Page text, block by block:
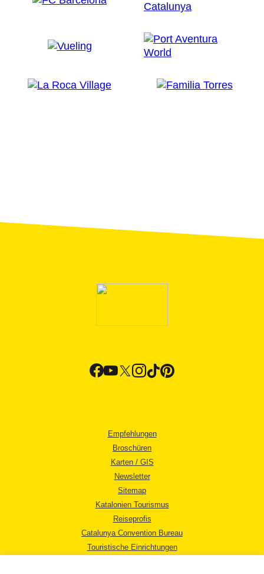
Empfehlungen
Broschüren
Karten / GIS
Newsletter
Sitemap
Katalonien Tourismus
Reiseprofis
Catalunya Convention Bureau
Touristische Einrichtungen